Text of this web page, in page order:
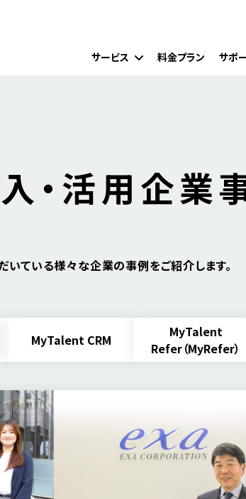
サービス 料金プラン サポ
・活用企業
いる様々な企業の事例をご紹介します。
MyTalent CRM
MyTalent
Refer（MyRefer）